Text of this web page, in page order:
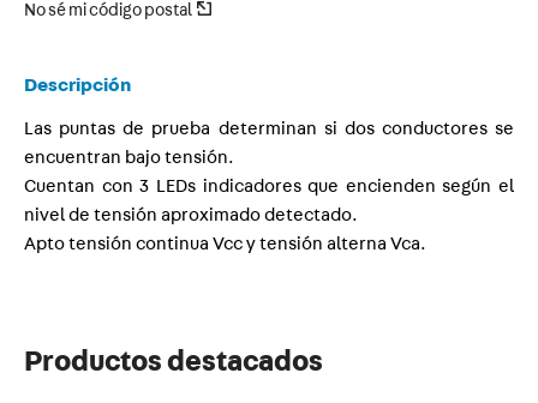
No sé mi código postal
Descripción
Las puntas de prueba determinan si dos conductores se
encuentran bajo tensión.
Cuentan con 3 LEDs indicadores que encienden según el
nivel de tensión aproximado detectado.
Apto tensión continua Vcc y tensión alterna Vca.
Productos destacados